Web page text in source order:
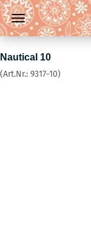
Nautical 10
(Art.Nr.: 9317-10)